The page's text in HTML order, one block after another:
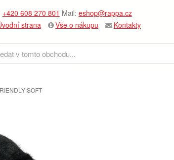
+420 608 270 801 Mail: eshop@rappa.cz
strana
Vše o nákupu Kontakty
SOFT